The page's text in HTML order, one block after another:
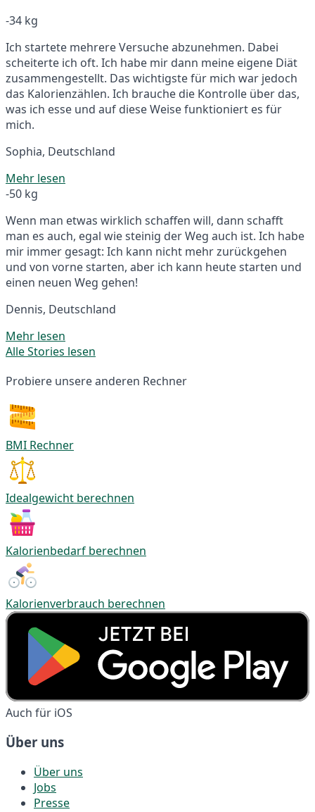
-34 kg
Ich startete mehrere Versuche abzunehmen. Dabei
scheiterte ich oft. Ich habe mir dann meine eigene Diät
zusammengestellt. Das wichtigste für mich war jedoch
das Kalorienzählen. Ich brauche die Kontrolle über das,
was ich esse und auf diese Weise funktioniert es für
mich.
Sophia, Deutschland
Mehr lesen
-50 kg
Wenn man etwas wirklich schaffen will, dann schafft
man es auch, egal wie steinig der Weg auch ist. Ich habe
mir immer gesagt: Ich kann nicht mehr zurückgehen
und von vorne starten, aber ich kann heute starten und
einen neuen Weg gehen!
Dennis, Deutschland
Mehr lesen
Alle Stories lesen
Probiere unsere anderen Rechner
BMI Rechner
Idealgewicht berechnen
Kalorienbedarf berechnen
Kalorienverbrauch berechnen
Auch für iOS
Über uns
Über uns
Jobs
Presse